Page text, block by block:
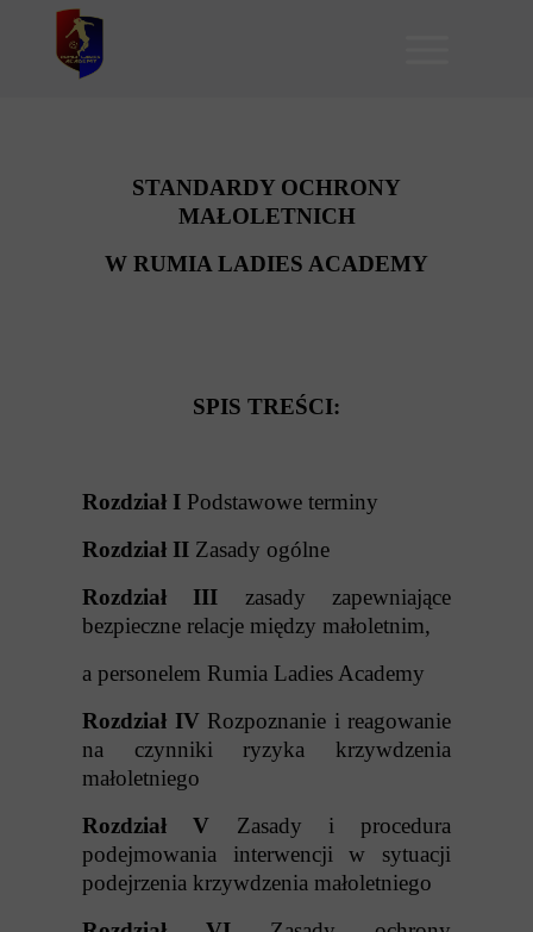
STANDARDY OCHRONY
MAŁOLETNICH
W RUMIA LADIES ACADEMY
SPIS TREŚCI:
Rozdział I Podstawowe terminy
Rozdział II Zasady ogólne
Rozdział III zasady zapewniające
bezpieczne relacje między małoletnim,
a personelem Rumia Ladies Academy
Rozdział IVRozpoznanie i reagowanie
na czynniki ryzyka krzywdzenia
małoletniego
Rozdział V Zasady i procedura
podejmowania interwencji w sytuacji
podejrzenia krzywdzenia małoletniego